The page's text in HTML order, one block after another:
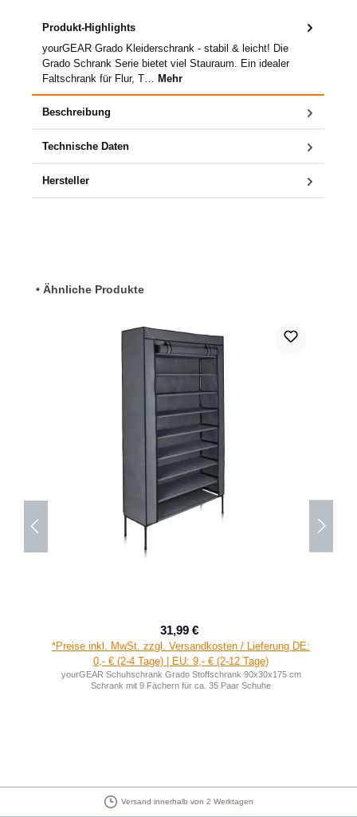
Produkt-Highlights
yourGEAR Grado Kleiderschrank - stabil & leicht! Die
Grado Schrank Serie bietet viel Stauraum. Ein idealer
Faltschrank für Flur, T… Mehr
Beschreibung
Technische Daten
Hersteller
Produktgalerie überspringen
• Ähnliche Produkte
Verkaufspreis:
31,99 €
*Preise inkl. MwSt. zzgl. Versandkosten / Lieferung DE:
0,- € (2-4 Tage) | EU: 9,- € (2-12 Tage)
yourGEAR Schuhschrank Grado Stoffschrank 90x30x175 cm
Schrank mit 9 Fächern für ca. 35 Paar Schuhe
Versand innerhalb von 2 Werktagen